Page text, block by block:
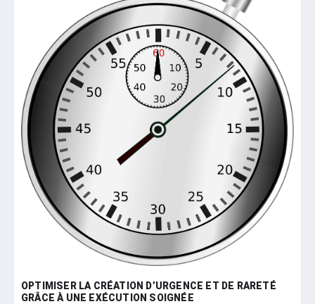
OPTIMISER LA CRÉATION D’URGENCE ET DE RARETÉ
GRÂCE À UNE EXÉCUTION SOIGNÉE